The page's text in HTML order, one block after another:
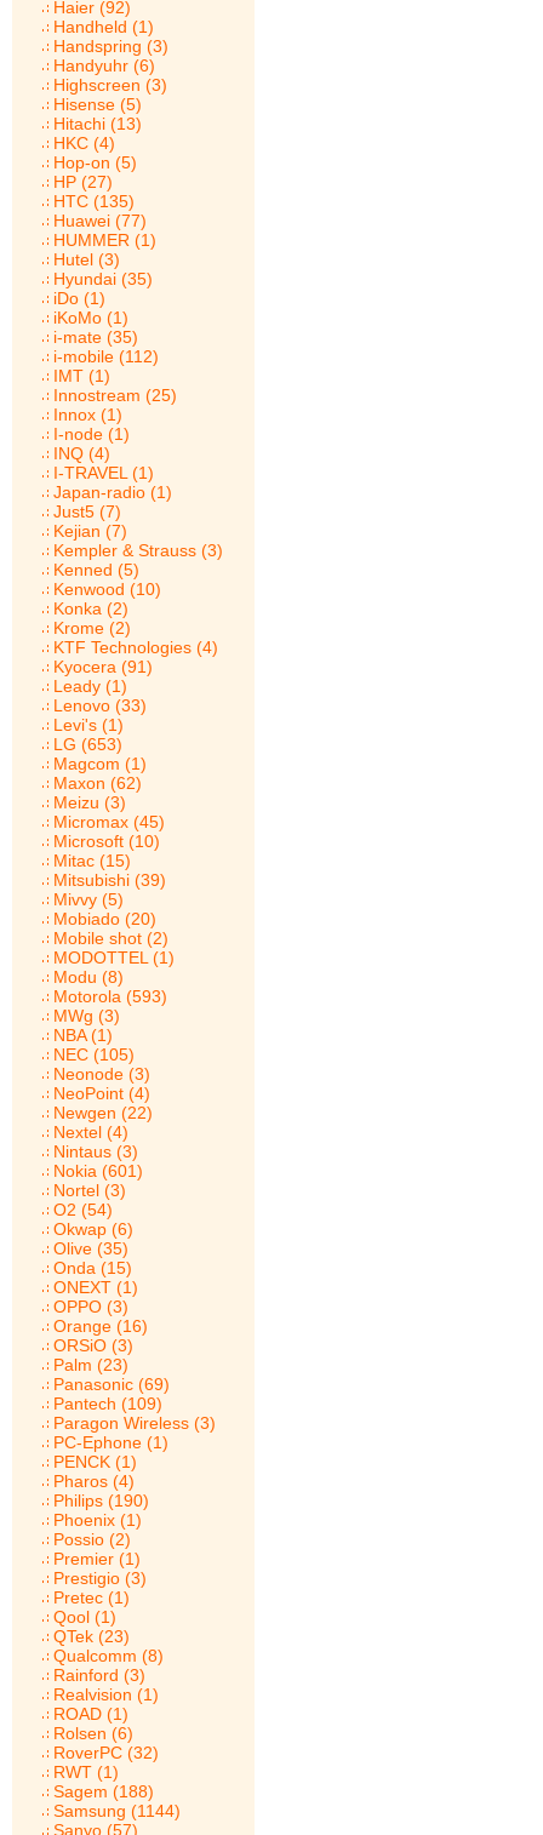
Haier (92)
Handheld (1)
Handspring (3)
Handyuhr (6)
Highscreen (3)
Hisense (5)
Hitachi (13)
HKC (4)
Hop-on (5)
HP (27)
HTC (135)
Huawei (77)
HUMMER (1)
Hutel (3)
Hyundai (35)
iDo (1)
iKoMo (1)
i-mate (35)
i-mobile (112)
IMT (1)
Innostream (25)
Innox (1)
I-node (1)
INQ (4)
I-TRAVEL (1)
Japan-radio (1)
Just5 (7)
Kejian (7)
Kempler & Strauss (3)
Kenned (5)
Kenwood (10)
Konka (2)
Krome (2)
KTF Technologies (4)
Kyocera (91)
Leady (1)
Lenovo (33)
Levi's (1)
LG (653)
Magcom (1)
Maxon (62)
Meizu (3)
Micromax (45)
Microsoft (10)
Mitac (15)
Mitsubishi (39)
Mivvy (5)
Mobiado (20)
Mobile shot (2)
MODOTTEL (1)
Modu (8)
Motorola (593)
MWg (3)
NBA (1)
NEC (105)
Neonode (3)
NeoPoint (4)
Newgen (22)
Nextel (4)
Nintaus (3)
Nokia (601)
Nortel (3)
O2 (54)
Okwap (6)
Olive (35)
Onda (15)
ONEXT (1)
OPPO (3)
Orange (16)
ORSiO (3)
Palm (23)
Panasonic (69)
Pantech (109)
Paragon Wireless (3)
PC-Ephone (1)
PENCK (1)
Pharos (4)
Philips (190)
Phoenix (1)
Possio (2)
Premier (1)
Prestigio (3)
Pretec (1)
Qool (1)
QTek (23)
Qualcomm (8)
Rainford (3)
Realvision (1)
ROAD (1)
Rolsen (6)
RoverPC (32)
RWT (1)
Sagem (188)
Samsung (1144)
Sanyo (57)